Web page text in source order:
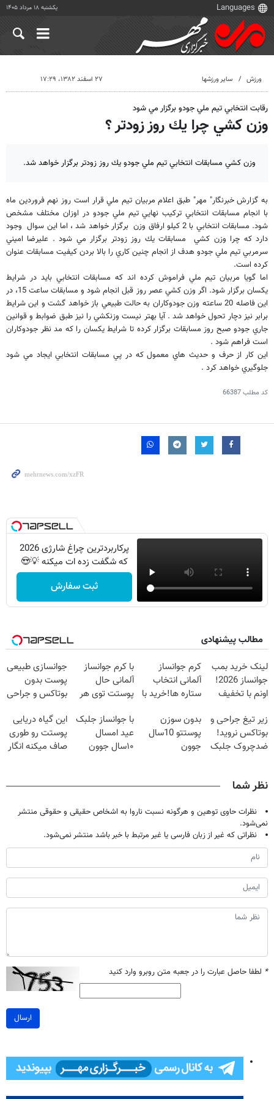
یکشنبه ۱۸ مرداد ۱۴۰۵
ورزش سایر ورزشها ۲۷ اسفند ۱۳۸۲، ۱۷:۲۹
رقابت انتخابي تيم ملي جودو برگزار مي شود
وزن كشي چرا يك روز زودتر ؟
وزن كشي مسابقات انتخابي تيم ملي جودو يك روز زودتر برگزار خواهد شد.
به گزارش خبرنگار" مهر" طبق اعلام مربيان تيم ملي قرار است روز نهم فروردين ماه
با انجام مسابقات انتخابي تركيب نهايي تيم ملي جودو در اوزان مختلف مشخص
شود. مسابقات انتخابي با 2 كيلو ارفاق وزن برگزار خواهد شد ، اما اين سوال وجود
دارد كه چرا وزن كشي مسابقات يك روز زودتر برگزار مي شود . عليرضا اميني
سرمربي تيم ملي جودو هدف از انجام چنين كاري را بالا بردن كيفيت مسابقات عنوان
كرده است.
اما گويا مربيان تيم ملي فراموش كرده اند كه مسابقات انتخابي بايد در شرايط
يكسان برگزار شود. اگر وزن كشي عصر روز قبل انجام شود و مسابقات ساعت 15، در
اين فاصله 20 ساعته وزن جودوكاران به حالت طبيعي باز خواهد گشت و اين شرايط
برابر نيز دچار تحول خواهد شد . آيا بهتر نيست وزنكشي را نيز طبق ضوابط و قوانين
جاري جودو صبح روز مسابقات برگزار كرده تا شرايط يكسان را كه مد نظر جودوكاران
است فراهم شود .
اين كار از حرف و حديث هاي معمول كه در پي مسابقات انتخابي ايجاد مي شود
جلوگيري خواهد كرد .
کد مطلب66387
پرکاربردترین چراغ شارژی 2026
که شگفت زده ات میکنه 💡😍
ثبت سفارش
مطالب پیشنهادی
لینک خرید بمب
جوانساز 2026!
اونم با تخفیف
کرم جوانساز
آلمانی انتخاب
ستاره ها!خرید با
با کرم جوانساز
آلمانی حال
پوستت توی هر
خوبه۴۵٪تخفیف
جوانسازی طبیعی
پوست بدون
بوتاکس و جراحی
تخفیف ویژه
زیر تیغ جراحی و
بوتاکس نروید!
ضدچروک جلبک
بدون سوزن
پوستتو 10سال
جوون
با جوانساز جلبک
عید امسال
۱۰سال جوون
این گیاه دریایی
پوستت رو طوری
صاف میکنه انگار
نظر شما
نظرات حاوی توهین و هرگونه نسبت ناروا به اشخاص حقیقی و حقوقی منتشر
نمی‌شود.
نظراتی که غیر از زبان فارسی یا غیر مرتبط با خبر باشد منتشر نمی‌شود.
* لطفا حاصل عبارت را در جعبه متن روبرو وارد کنید
ارسال